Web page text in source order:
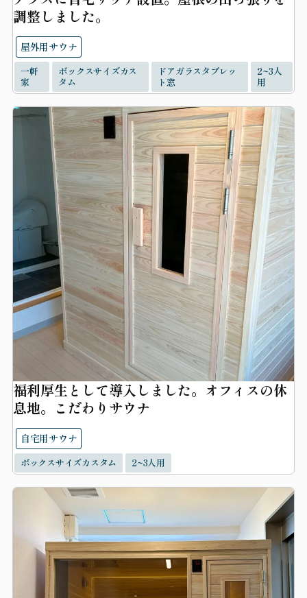
調整しました。
屋外用サウナ
一軒
家
ボックスサイズカス
タム
ドアガラスタブレッ
ト窓
2~3人
用
福利厚生として導入しました。オフィスの休
息地。こだわりサウナ
自宅用サウナ
ボックスサイズカスタム 2~3人用